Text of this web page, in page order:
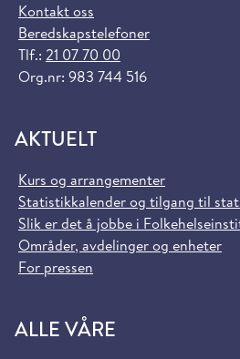
Kontakt oss
Beredskapstelefoner
Tlf.: 21 07 70 00
Org.nr: 983 744 516
AKTUELT
Kurs og arrangementer
Statistikkalender og tilgang til
Slik er det å jobbe i
Områder, avdelinger og enheter
For pressen
ALLE VÅRE